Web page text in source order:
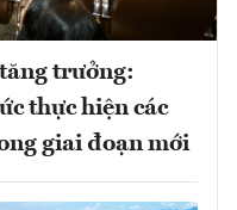
trưởng:
thực hiện các
giai đoạn mới